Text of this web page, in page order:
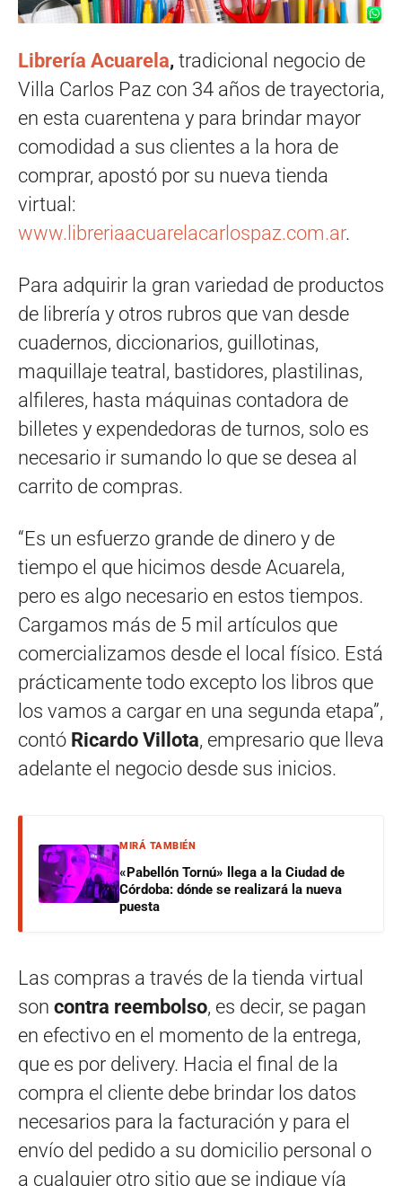
Librería Acuarela, tradicional negocio de
Villa Carlos Paz con 34 años de trayectoria,
en esta cuarentena y para brindar mayor
comodidad a sus clientes a la hora de
comprar, apostó por su nueva tienda
virtual:
www.libreriaacuarelacarlospaz.com.ar.
Para adquirir la gran variedad de productos
de librería y otros rubros que van desde
cuadernos, diccionarios, guillotinas,
maquillaje teatral, bastidores, plastilinas,
alfileres, hasta máquinas contadora de
billetes y expendedoras de turnos, solo es
necesario ir sumando lo que se desea al
carrito de compras.
“Es un esfuerzo grande de dinero y de
tiempo el que hicimos desde Acuarela,
pero es algo necesario en estos tiempos.
Cargamos más de 5 mil artículos que
comercializamos desde el local físico. Está
prácticamente todo excepto los libros que
los vamos a cargar en una segunda etapa”,
contó Ricardo Villota, empresario que lleva
adelante el negocio desde sus inicios.
MIRÁ TAMBIÉN
«Pabellón Tornú» llega a la Ciudad de
Córdoba: dónde se realizará la nueva
puesta
Las compras a través de la tienda virtual
son contra reembolso, es decir, se pagan
en efectivo en el momento de la entrega,
que es por delivery. Hacia el final de la
compra el cliente debe brindar los datos
necesarios para la facturación y para el
envío del pedido a su domicilio personal o
a cualquier otro sitio que se indique vía